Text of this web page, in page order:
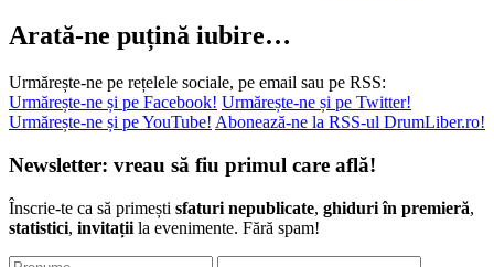
Arată-ne puțină iubire…
Urmărește-ne pe rețelele sociale, pe email sau pe RSS:
Urmărește-ne și pe Facebook! Urmărește-ne și pe Twitter!
Urmărește-ne și pe YouTube! Abonează-ne la RSS-ul DrumLiber.ro!
Newsletter: vreau să fiu primul care află!
Înscrie-te ca să primești sfaturi nepublicate, ghiduri în premieră,
statistici, invitații la evenimente. Fără spam!